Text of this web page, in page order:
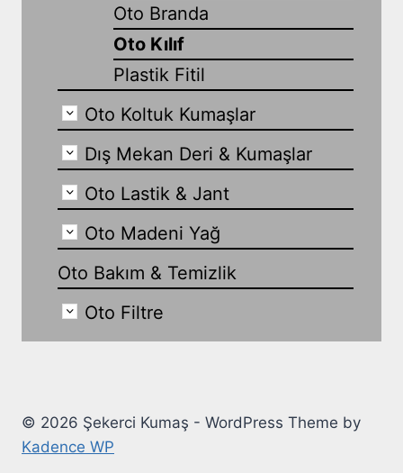
Oto Branda
Oto Kılıf
Plastik Fitil
Oto Koltuk Kumaşlar
Dış Mekan Deri & Kumaşlar
Oto Lastik & Jant
Oto Madeni Yağ
Oto Bakım & Temizlik
Oto Filtre
© 2026 Şekerci Kumaş - WordPress Theme by
Kadence WP